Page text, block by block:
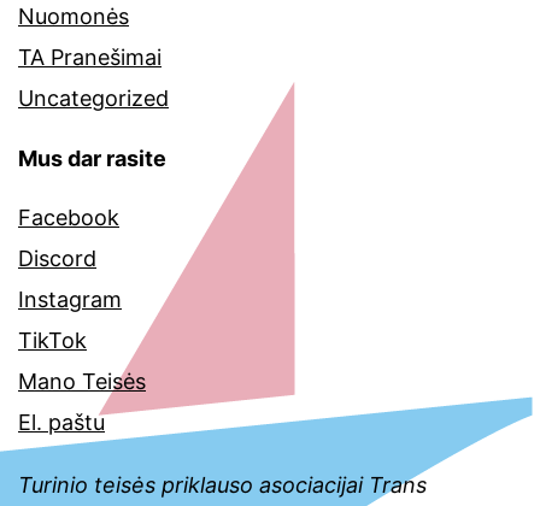
Nuomonės
TA Pranešimai
Uncategorized
Mus dar rasite
Facebook
Discord
Instagram
TikTok
Mano Teisės
El. paštu
Turinio teisės priklauso asociacijai Trans